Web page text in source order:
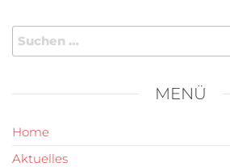
MENÜ
Home
Aktuelles